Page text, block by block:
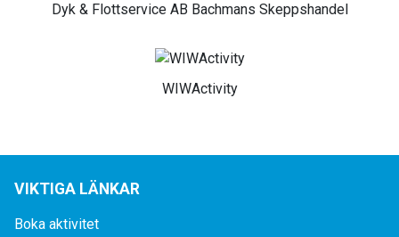
Dyk & Flottservice AB Bachmans Skeppshandel
WIWActivity
VIKTIGA LÄNKAR
Boka aktivitet